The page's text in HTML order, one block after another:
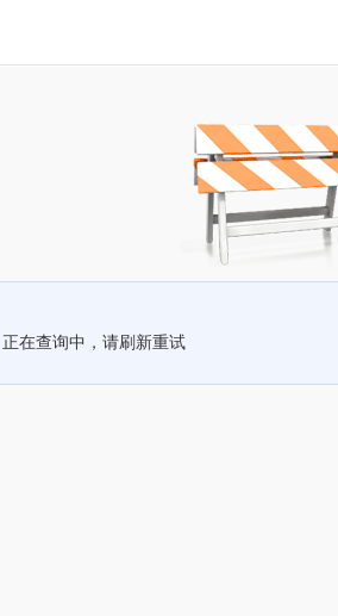
正在查询中，请刷新重试